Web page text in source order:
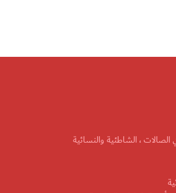
الصالات ، الشاطئية والنسائية